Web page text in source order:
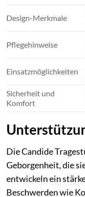
Design-Merkmale
Pflegehinweise
Einsatzmöglichkeiten
Sicherheit und
Komfort
Die Candide
Geborgenheit, die
entwickeln ein
Beschwerden wie